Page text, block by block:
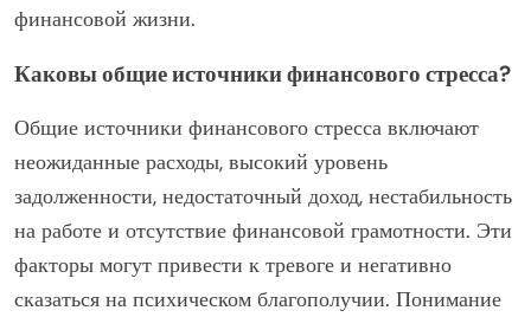
финансовой жизни.
Каковы общие источники финансового стресса?
Общие источники финансового стресса включают
неожиданные расходы, высокий уровень
задолженности, недостаточный доход, нестабильность
на работе и отсутствие финансовой грамотности. Эти
факторы могут привести к тревоге и негативно
сказаться на психическом благополучии. Понимание